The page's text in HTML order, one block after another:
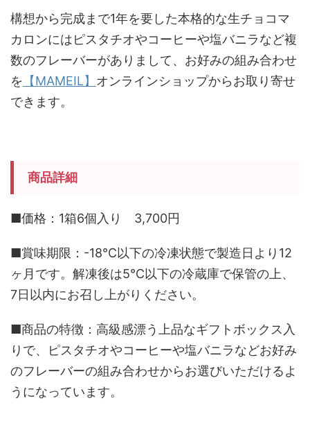
構想から完成まで1年を要した本格的な生チョコマ
カロンにはピスタチオやコーヒーや塩バニラなど複
数のフレーバーがありまして、お好みの組み合わせ
を 【MAMEIL】 オンラインショップからお取り寄せ
できます。
商品詳細
■価格：1箱6個入り 3,700円
■賞味期限：-18℃以下の冷凍状態で製造日より12
ヶ月です。解凍後は5℃以下の冷蔵庫で保管の上、
7日以内にお召し上がりください。
■商品の特徴：高級感漂う上品なギフトボックス入
りで、ピスタチオやコーヒーや塩バニラなどお好み
のフレーバーの組み合わせからお選びいただけるよ
うになっています。